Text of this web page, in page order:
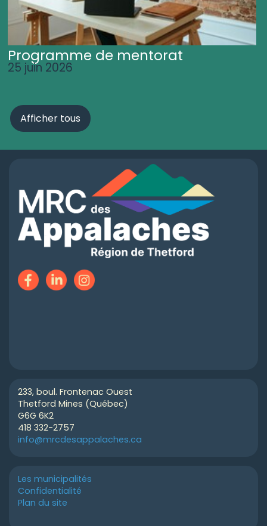
Programme de mentorat
25 juin 2026
Afficher tous
233, boul. Frontenac Ouest
Thetford Mines (Québec)
G6G 6K2
418 332-2757
info@mrcdesappalaches.ca
Les municipalités
Confidentialité
Plan du site